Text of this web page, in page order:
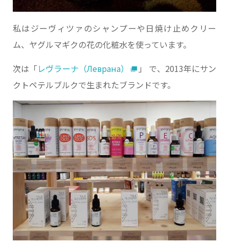
私はジーヴィツァのシャンプーや日焼け止めクリー
ム、ヤグルマギクの花の化粧水を使っています。
次は「レヴラーナ（Леврана）
」 で、2013年にサン
クトペテルブルクで生まれたブランドです。